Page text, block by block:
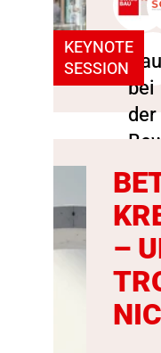
KEYNOTE
SESSION
–